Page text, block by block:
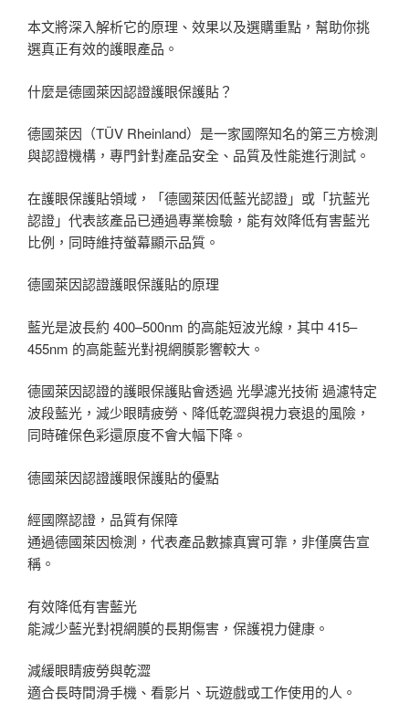
本文將深入解析它的原理、效果以及選購重點，幫助你挑
選真正有效的護眼產品。
什麼是德國萊因認證護眼保護貼？
德國萊因（TÜV Rheinland）是一家國際知名的第三方檢測
與認證機構，專門針對產品安全、品質及性能進行測試。
在護眼保護貼領域，「德國萊因低藍光認證」或「抗藍光
認證」代表該產品已通過專業檢驗，能有效降低有害藍光
比例，同時維持螢幕顯示品質。
德國萊因認證護眼保護貼的原理
藍光是波長約 400–500nm 的高能短波光線，其中 415–
455nm 的高能藍光對視網膜影響較大。
德國萊因認證的護眼保護貼會透過 光學濾光技術 過濾特定
波段藍光，減少眼睛疲勞、降低乾澀與視力衰退的風險，
同時確保色彩還原度不會大幅下降。
德國萊因認證護眼保護貼的優點
經國際認證，品質有保障
通過德國萊因檢測，代表產品數據真實可靠，非僅廣告宣
稱。
有效降低有害藍光
能減少藍光對視網膜的長期傷害，保護視力健康。
減緩眼睛疲勞與乾澀
適合長時間滑手機、看影片、玩遊戲或工作使用的人。